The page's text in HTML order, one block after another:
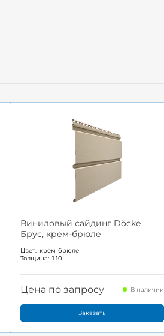
Виниловый сайдинг Döcke
Брус, крем-брюле
Цвет: крем-брюле
Толщина: 1.10
Цена по запросу В наличии
Заказать